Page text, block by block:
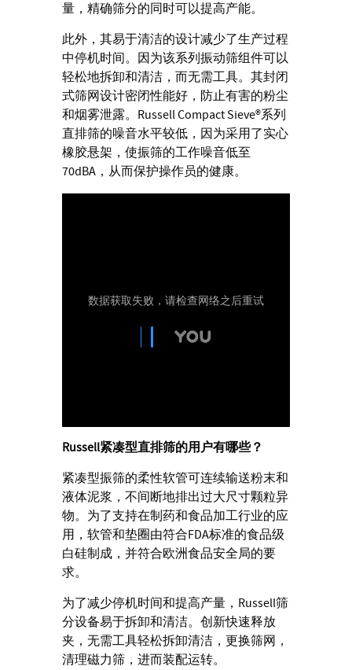
量，精确筛分的同时可以提高产能。
此外，其易于清洁的设计减少了生产过程
中停机时间。因为该系列振动筛组件可以
轻松地拆卸和清洁，而无需工具。其封闭
式筛网设计密闭性能好，防止有害的粉尘
和烟雾泄露。Russell Compact Sieve®系列
直排筛的噪音水平较低，因为采用了实心
橡胶悬架，使振筛的工作噪音低至
70dBA，从而保护操作员的健康。
Russell紧凑型直排筛的用户有哪些？
紧凑型振筛的柔性软管可连续输送粉末和
液体泥浆，不间断地排出过大尺寸颗粒异
物。为了支持在制药和食品加工行业的应
用，软管和垫圈由符合FDA标准的食品级
白硅制成，并符合欧洲食品安全局的要
求。
为了减少停机时间和提高产量，Russell筛
分设备易于拆卸和清洁。创新快速释放
夹，无需工具轻松拆卸清洁，更换筛网，
清理磁力筛，进而装配运转。